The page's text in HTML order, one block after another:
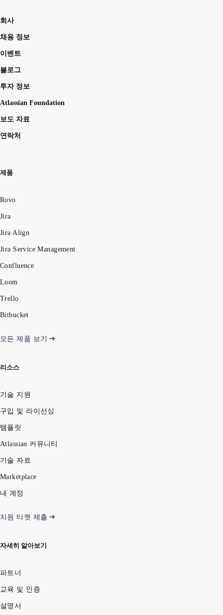
회사
채용 정보
이벤트
블로그
투자 정보
Atlassian Foundation
보도 자료
연락처
제품
Rovo
Jira
Jira Align
Jira Service Management
Confluence
Loom
Trello
Bitbucket
모든 제품 보기
리소스
기술 지원
구입 및 라이선싱
템플릿
Atlassian 커뮤니티
기술 자료
Marketplace
내 계정
지원 티켓 제출
자세히 알아보기
파트너
교육 및 인증
설명서